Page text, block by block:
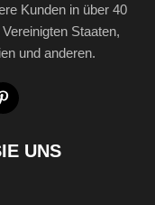
Kunden in über 40
Staaten,
und anderen.
UNS